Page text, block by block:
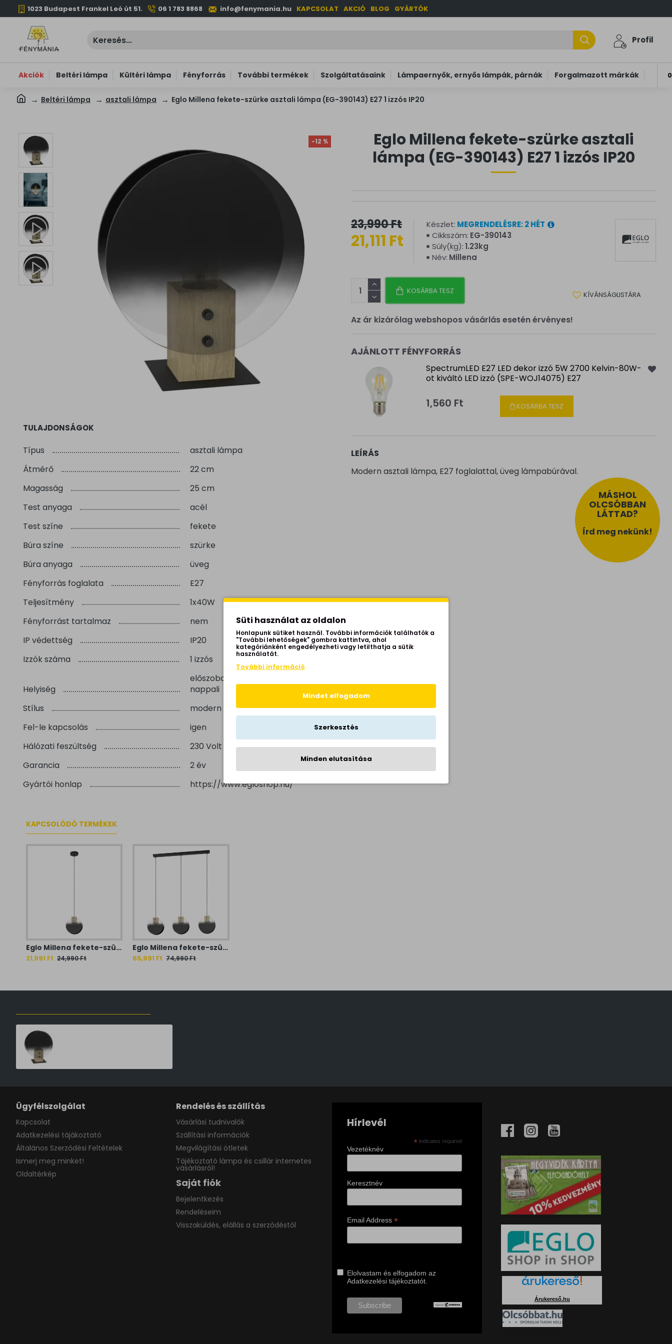
1023 Budapest Frankel Leó út 51. 06 1 783 8868 info@fenymania.hu KAPCSOLAT AKCIÓ BLOG GYÁRTÓK
Profil
Akciók Beltéri lámpa Kültéri lámpa Fényforrás További termékek Szolgáltatásaink Lámpaernyők, ernyős lámpák, párnák Forgalmazott márkák
Beltéri lámpa asztali lámpa Eglo Millena fekete-szürke asztali lámpa (EG-390143) E27 1 izzós IP20
-12 %
TULAJDONSÁGOK
Típus
asztali lámpa
Átmérő
22 cm
Magasság
25 cm
Test anyaga
acél
Test színe
fekete
Búra színe
szürke
Búra anyaga
üveg
Fényforrás foglalata
E27
Teljesítmény
1x40W
Fényforrást tartalmaz
nem
IP védettség
IP20
Izzók száma
1 izzós
Helyiség
előszoba, hálószoba, dolgozószoba,
nappali
Stílus
modern
Fel-le kapcsolás
igen
Hálózati feszültség
230 Volt
Garancia
2 év
Gyártói honlap
https://www.egloshop.hu/
Eglo Millena fekete-szürke asztali
lámpa (EG-390143) E27 1 izzós IP20
Az ár kizárólag webshopos vásárlás esetén érvényes!
21,111 Ft
23,990 Ft Készlet: MEGRENDELÉSRE: 2 HÉT
Cikkszám: EG-390143
Súly(kg):1.23kg
Név: Millena
KOSÁRBA TESZ KÍVÁNSÁGLISTÁRA
AJÁNLOTT FÉNYFORRÁS
SpectrumLED E27 LED dekor izzó 5W 2700 Kelvin-80W-
ot kiváltó LED izzó (SPE-WOJ14075) E27
1,560 Ft KOSÁRBA TESZ
LEÍRÁS
Modern asztali lámpa, E27 foglalattal, üveg lámpabúrával.
MÁSHOL
OLCSÓBBAN
LÁTTAD?
Írd meg nekünk!
KAPCSOLÓDÓ TERMÉKEK
Eglo Millena fekete-szürke függesztett lámpa (EG-390141) E27 1 izzós IP20
21,991 Ft 24,990 Ft
Eglo Millena fekete-szürke függesztett lámpa (EG-390142) E27 3 izzós IP20
65,991 Ft 74,990 Ft
Ügyfélszolgálat
Kapcsolat
Adatkezelési tájákoztató
Általános Szerződési Feltételek
Ismerj meg minket!
Oldaltérkép
Rendelés és szállítás
Vásárlási tudnivalók
Szállítási információk
Megvilágítási ötletek
Tájékoztató lámpa és csillár internetes
vásárlásról!
Saját fiók
Bejelentkezés
Rendeléseim
Visszaküldés, elállás a szerződéstől
Hírlevél
* indicates required
Vezetéknév
Keresztnév
Email Address *
Elolvastam és elfogadom az
Adatkezelési tájékoztatót.
Árukereső.hu
Süti használat az oldalon
Honlapunk sütiket használ. További információk találhatók a
"További lehetőségek" gombra kattintva, ahol
kategóriánként engedélyezheti vagy letilthatja a sütik
használatát.
További információ
Mindet elfogadom
Szerkesztés
Minden elutasítása